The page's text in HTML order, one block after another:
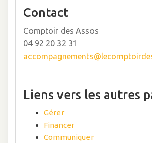
Contact
Comptoir des Assos
04 92 20 32 31
Liens vers les autres
Gérer
Financer
Communiquer